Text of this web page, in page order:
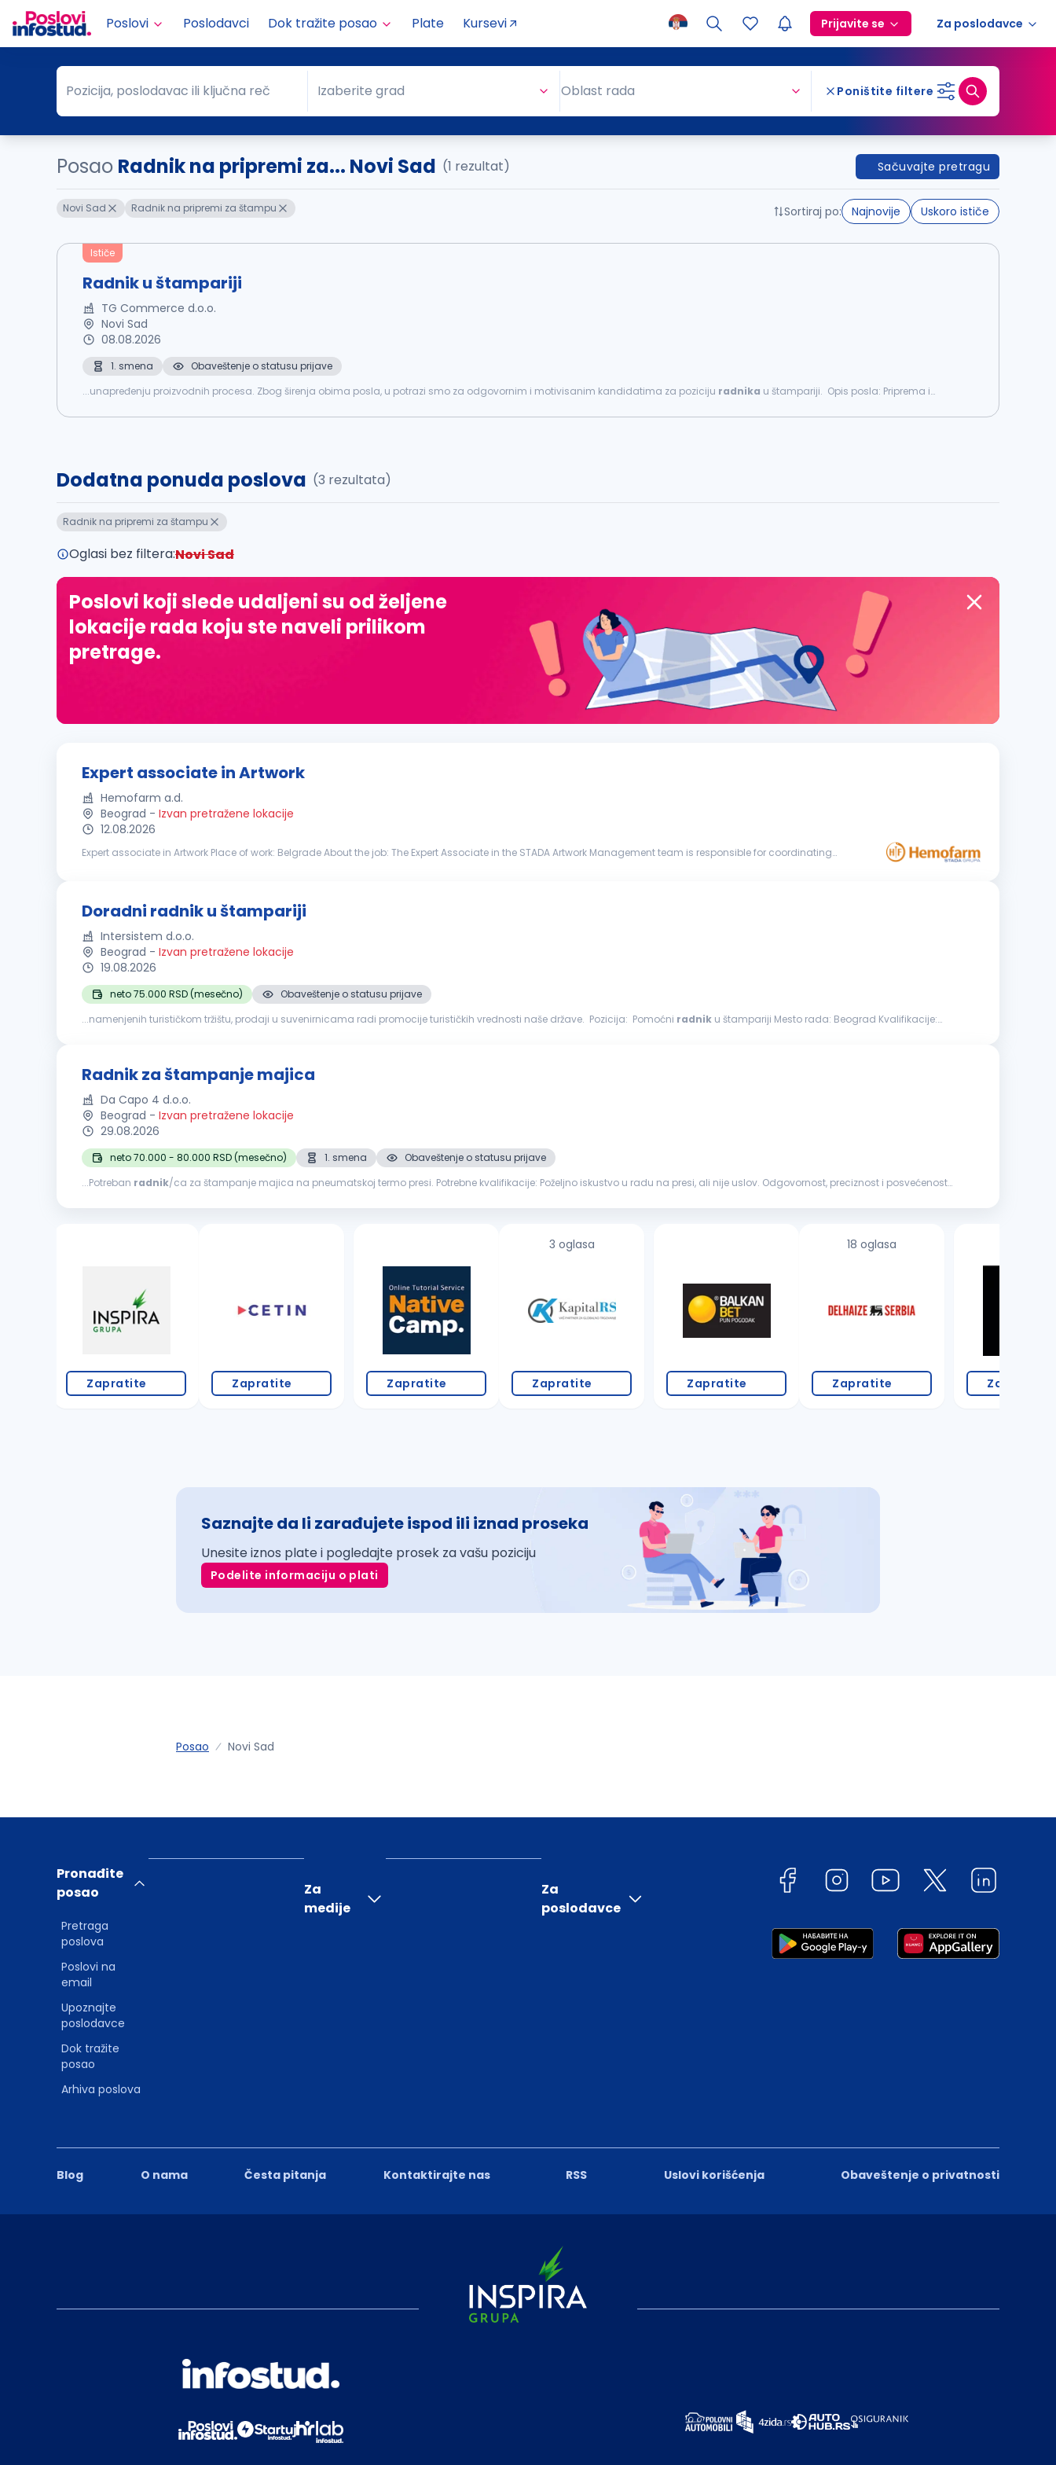
Poslovi Poslodavci Dok tražite posao Plate Kursevi Prijavite se Za poslodavce
Pozicija, poslodavac ili ključna reč
Pozicija, poslodavac ili ključna reč Grad
Izaberite grad Oblast rada Poništite filtere
Posao Radnik na pripremi za... Novi Sad (1 rezultat) Sačuvajte pretragu
Novi Sad Radnik na pripremi za štampu Sortiraj po: Najnovije Uskoro ističe
Ističe
Radnik u štampariji
TG Commerce d.o.o.
Novi Sad
08.08.2026
1. smena
Obaveštenje o statusu prijave
...unapređenju proizvodnih procesa. Zbog širenja obima posla, u potrazi smo za odgovornim i motivisanim kandidatima za poziciju radnika u štampariji. Opis posla: Priprema i
Dodatna ponuda poslova (3 rezultata)
Radnik na pripremi za štampu
Oglasi bez filtera:Novi Sad
Poslovi koji slede udaljeni su od željene
lokacije rada koju ste naveli prilikom
pretrage.
Expert associate in Artwork
Hemofarm a.d.
Beograd - Izvan pretražene lokacije
12.08.2026
Expert associate in Artwork Place of work: Belgrade About the job: The Expert Associate in the STADA Artwork Management team is responsible for coordinating
Doradni radnik u štampariji
Intersistem d.o.o.
Beograd - Izvan pretražene lokacije
19.08.2026
neto 75.000 RSD (mesečno)
Obaveštenje o statusu prijave
...namenjenih turističkom tržištu, prodaji u suvenirnicama radi promocije turističkih vrednosti naše države. Pozicija: Pomoćni radnik u štampariji Mesto rada: Beograd Kvalifikacije:
Radnik za štampanje majica
Da Capo 4 d.o.o.
Beograd - Izvan pretražene lokacije
29.08.2026
neto 70.000 - 80.000 RSD (mesečno) 1. smena
Obaveštenje o statusu prijave
...Potreban radnik/ca za štampanje majica na pneumatskoj termo presi. Potrebne kvalifikacije: Poželjno iskustvo u radu na presi, ali nije uslov. Odgovornost, preciznost i posvećenost
Zapratite Zapratite Zapratite
3 oglasa
Zapratite Zapratite
18 oglasa
Zapratite Zapratite
Saznajte da li zarađujete ispod ili iznad proseka
Unesite iznos plate i pogledajte prosek za vašu poziciju
Podelite informaciju o plati
Posao Novi Sad
Blog O nama Česta pitanja Kontaktirajte nas RSS Uslovi korišćenja Obaveštenje o privatnosti
Pronađite
posao
Pretraga
poslova
Poslovi na
email
Upoznajte
poslodavce
Dok tražite
posao
Arhiva poslova
Za
medije
Za
poslodavce